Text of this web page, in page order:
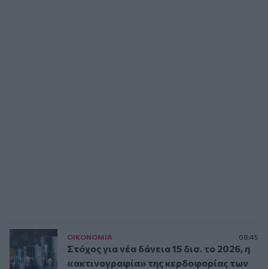
ΟΙΚΟΝΟΜΙΑ 08:45
Στόχος για νέα δάνεια 15 δισ. το 2026, η
«ακτινογραφία» της κερδοφορίας των